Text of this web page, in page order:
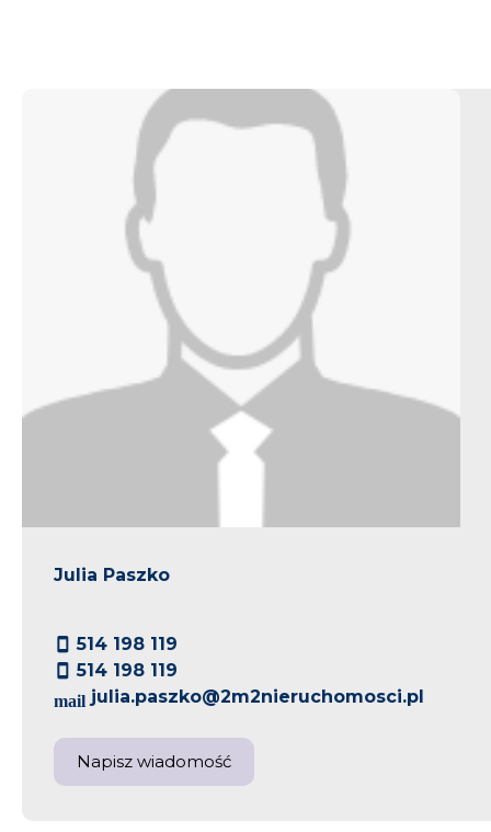
Julia Paszko
514 198 119
514 198 119
julia.paszko@2m2nieruchomosci.pl
Napisz wiadomość